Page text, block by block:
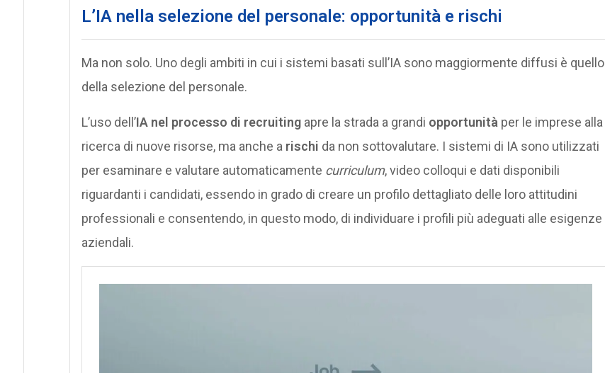
L’IA nella selezione del personale: opportunità e rischi
Ma non solo. Uno degli ambiti in cui i sistemi basati sull’IA sono maggiormente diffusi è quello
della selezione del personale.
L’uso dell’IA nel processo di recruitingapre la strada a grandi opportunità per le imprese alla
ricerca di nuove risorse, ma anche a rischi da non sottovalutare. I sistemi di IA sono utilizzati
per esaminare e valutare automaticamente curriculum, video colloqui e dati disponibili
riguardanti i candidati, essendo in grado di creare un profilo dettagliato delle loro attitudini
professionali e consentendo, in questo modo, di individuare i profili più adeguati alle esigenze
aziendali.